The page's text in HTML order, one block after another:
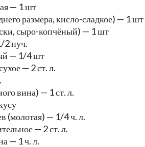
— 1 шт
размера, кисло-сладкое) — 1 шт
сыро-копчёный) — 1 шт
пуч.
— 1/4 шт
— 2 ст. л.
вина) — 1 ст. л.
(молотая) — 1/4 ч. л.
— 2 ст. л.
— 1 ч. л.